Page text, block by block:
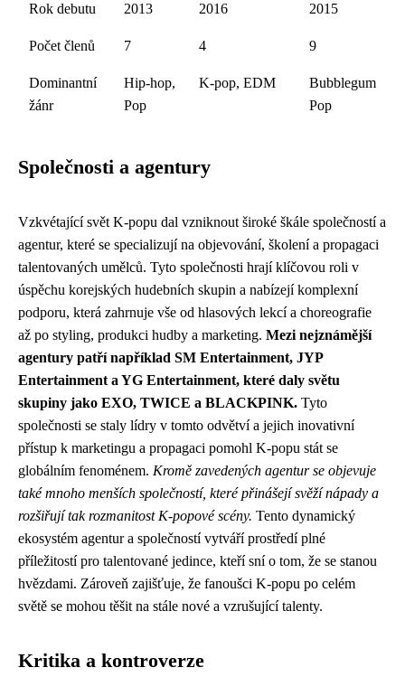
Rok debutu 2013 2016 2015
Počet členů 7 4 9
Dominantní
žánr
Hip-hop,
Pop
K-pop, EDM
Bubblegum
Pop
Společnosti a agentury
Vzkvétající svět K-popu dal vzniknout široké škále společností a
agentur, které se specializují na objevování, školení a propagaci
talentovaných umělců. Tyto společnosti hrají klíčovou roli v
úspěchu korejských hudebních skupin a nabízejí komplexní
podporu, která zahrnuje vše od hlasových lekcí a choreografie
až po styling, produkci hudby a marketing. Mezi nejznámější
agentury patří například SM Entertainment, JYP
Entertainment a YG Entertainment, které daly světu
skupiny jako EXO, TWICE a BLACKPINK. Tyto
společnosti se staly lídry v tomto odvětví a jejich inovativní
přístup k marketingu a propagaci pomohl K-popu stát se
globálním fenoménem. Kromě zavedených agentur se objevuje
také mnoho menších společností, které přinášejí svěží nápady a
rozšiřují tak rozmanitost K-popové scény. Tento dynamický
ekosystém agentur a společností vytváří prostředí plné
příležitostí pro talentované jedince, kteří sní o tom, že se stanou
hvězdami. Zároveň zajišťuje, že fanoušci K-popu po celém
světě se mohou těšit na stále nové a vzrušující talenty.
Kritika a kontroverze